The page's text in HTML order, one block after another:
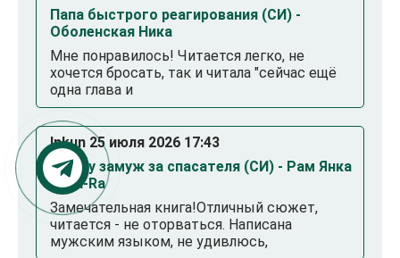
Папа быстрого реагирования (СИ) -
Оболенская Ника
Мне понравилось! Читается легко, не
хочется бросать, так и читала "сейчас ещё
одна глава и
Inkun 25 июля 2026 17:43
Выйду замуж за спасателя (СИ) - Рам Янка
Янка-Ra
Замечательная книга!Отличный сюжет,
читается - не оторваться. Написана
мужским языком, не удивлюсь,